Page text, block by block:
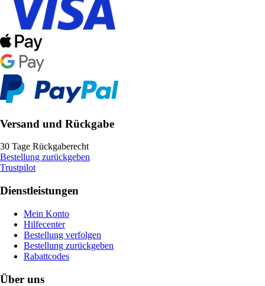
Versand und Rückgabe
30 Tage Rückgaberecht
Bestellung zurückgeben
Trustpilot
Dienstleistungen
Mein Konto
Hilfecenter
Bestellung verfolgen
Bestellung zurückgeben
Rabattcodes
Über uns